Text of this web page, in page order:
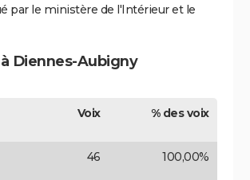
par le ministère de l'Intérieur et le
Diennes-Aubigny
Voix % des voix
46 100,00%